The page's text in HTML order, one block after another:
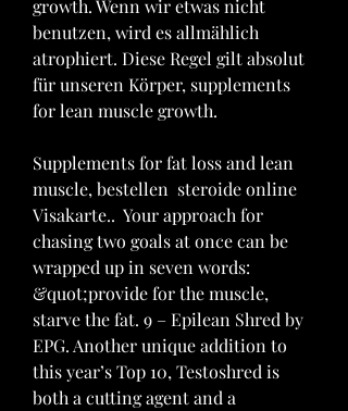
growth. Wenn wir etwas nicht
benutzen, wird es allmählich
atrophiert. Diese Regel gilt absolut
für unseren Körper, supplements
for lean muscle growth.
Supplements for fat loss and lean
muscle, bestellen  steroide online
Visakarte..  Your approach for
chasing two goals at once can be
wrapped up in seven words:
&quot;provide for the muscle,
starve the fat. 9 – Epilean Shred by
EPG. Another unique addition to
this year’s Top 10, Testoshred is
both a cutting agent and a